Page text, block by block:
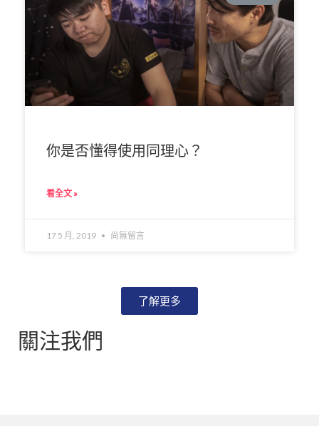
你是否懂得使用同理心？
看全文 »
17 5 月, 2019 尚無留言
了解更多
關注我們